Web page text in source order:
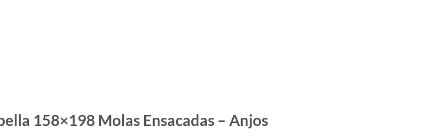
158×198 Molas Ensacadas – Anjos